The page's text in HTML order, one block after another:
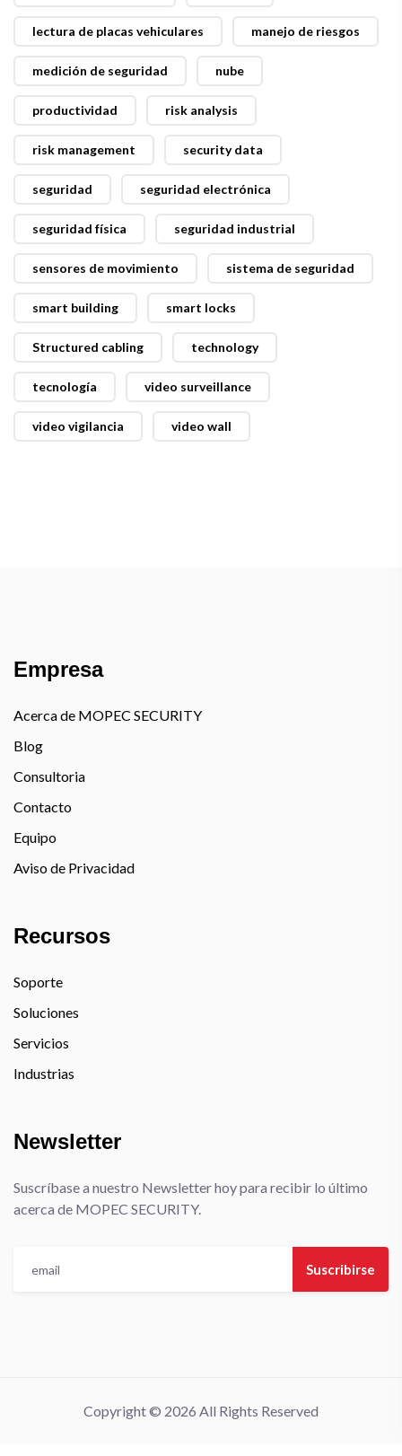
lectura de placas vehiculares manejo de riesgos
medición de seguridad nube
productividad risk analysis
risk management security data
seguridad seguridad electrónica
seguridad física seguridad industrial
sensores de movimiento sistema de seguridad
smart building smart locks
Structured cabling technology
tecnología video surveillance
video vigilancia video wall
Empresa
Acerca de MOPEC SECURITY
Blog
Consultoria
Contacto
Equipo
Aviso de Privacidad
Recursos
Soporte
Soluciones
Servicios
Industrias
Newsletter
Suscríbase a nuestro Newsletter hoy para recibir lo último
acerca de MOPEC SECURITY.
Suscribirse
Copyright © 2026 All Rights Reserved